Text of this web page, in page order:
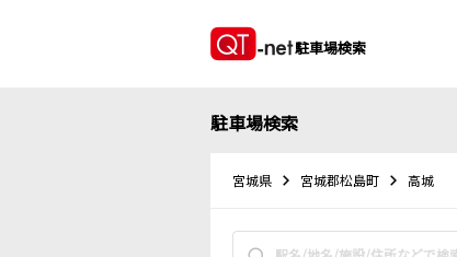
駐車場検索
駐車場検索
宮城県 宮城郡松島町 高城